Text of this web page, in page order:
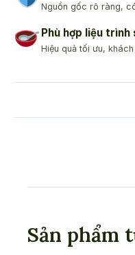
Nguồn gốc rõ ràng,
Phù hợp liệu trình
Hiệu quả tối ưu,
Sản phẩm